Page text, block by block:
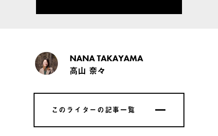
NANA TAKAYAMA
高山 奈々
このライターの記事一覧
このライターの記事一覧